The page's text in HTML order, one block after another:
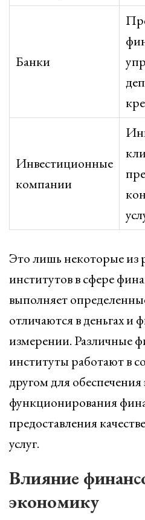
Банки
Инвестиционные
компании
Это лишь некоторые из
институтов в сфере
выполняет
отличаются в деньгах и
измерении. Различные
институты работают в
другом для
функционирования
предоставления
услуг.
Влияние
экономику